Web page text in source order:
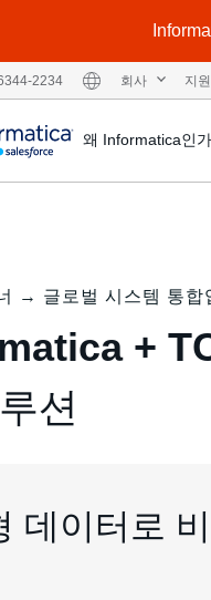
왜 Informatica인가
2234 회사 지원
→ 글로벌 시스템 통합
+
션
데이터로